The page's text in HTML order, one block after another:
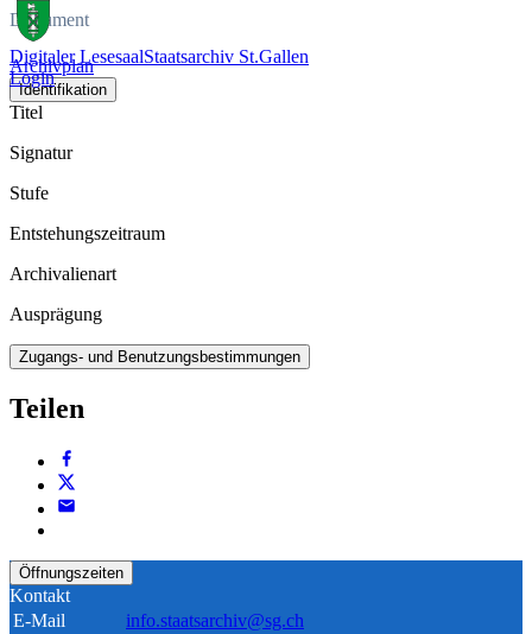
Digitaler LesesaalStaatsarchiv St.Gallen
Login
Dokument
Archivplan
Identifikation
Titel
Signatur
Stufe
Entstehungszeitraum
Archivalienart
Ausprägung
Zugangs- und Benutzungsbestimmungen
Teilen
Öffnungszeiten
Kontakt
E-Mail
info.staatsarchiv@sg.ch